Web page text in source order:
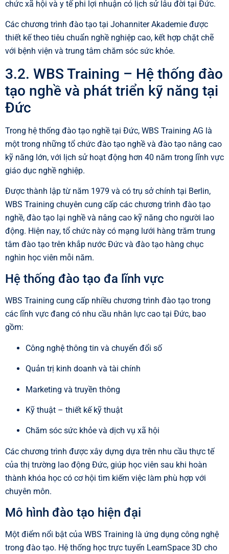
chức xã hội và y tế phi lợi nhuận có lịch sử lâu đời tại Đức.
Các chương trình đào tạo tại Johanniter Akademie được
thiết kế theo tiêu chuẩn nghề nghiệp cao, kết hợp chặt chẽ
với bệnh viện và trung tâm chăm sóc sức khỏe.
3.2. WBS Training – Hệ thống đào
tạo nghề và phát triển kỹ năng tại
Đức
Trong hệ thống đào tạo nghề tại Đức, WBS Training AG là
một trong những tổ chức đào tạo nghề và đào tạo nâng cao
kỹ năng lớn, với lịch sử hoạt động hơn 40 năm trong lĩnh vực
giáo dục nghề nghiệp.
Được thành lập từ năm 1979 và có trụ sở chính tại Berlin,
WBS Training chuyên cung cấp các chương trình đào tạo
nghề, đào tạo lại nghề và nâng cao kỹ năng cho người lao
động. Hiện nay, tổ chức này có mạng lưới hàng trăm trung
tâm đào tạo trên khắp nước Đức và đào tạo hàng chục
nghìn học viên mỗi năm.
Hệ thống đào tạo đa lĩnh vực
WBS Training cung cấp nhiều chương trình đào tạo trong
các lĩnh vực đang có nhu cầu nhân lực cao tại Đức, bao
gồm:
Công nghệ thông tin và chuyển đổi số
Quản trị kinh doanh và tài chính
Marketing và truyền thông
Kỹ thuật – thiết kế kỹ thuật
Chăm sóc sức khỏe và dịch vụ xã hội
Các chương trình được xây dựng dựa trên nhu cầu thực tế
của thị trường lao động Đức, giúp học viên sau khi hoàn
thành khóa học có cơ hội tìm kiếm việc làm phù hợp với
chuyên môn.
Mô hình đào tạo hiện đại
Một điểm nổi bật của WBS Training là ứng dụng công nghệ
trong đào tạo. Hệ thống học trực tuyến LearnSpace 3D cho